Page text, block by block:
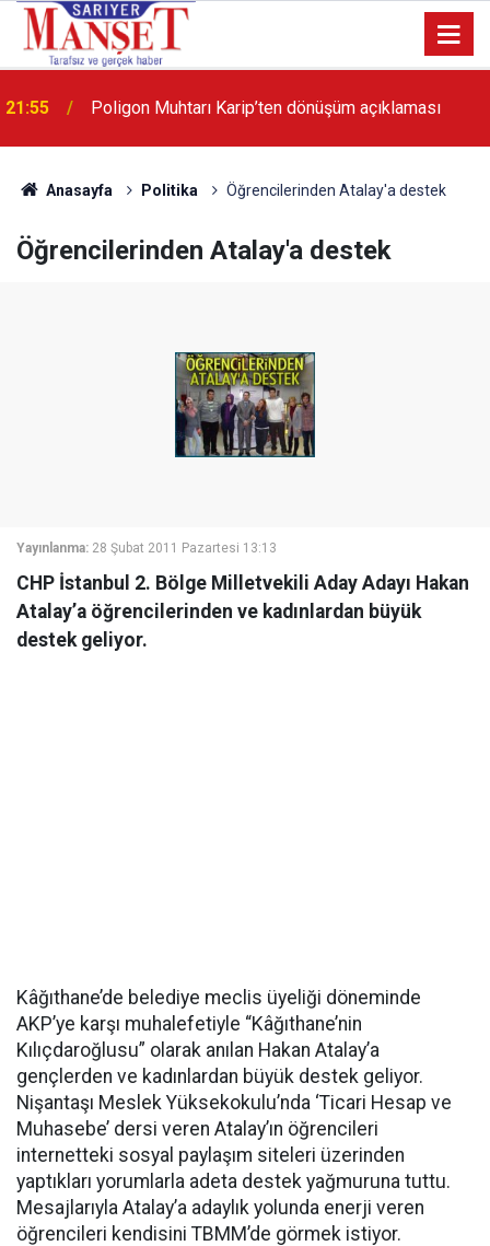
13:36 'Poligon'da İstanbul'a örnek proje gerçekleştirilecek'
Anasayfa Politika Öğrencilerinden Atalay'a destek
Öğrencilerinden Atalay'a destek
Yayınlanma: 28 Şubat 2011 Pazartesi 13:13
CHP İstanbul 2. Bölge Milletvekili Aday Adayı Hakan
Atalay’a öğrencilerinden ve kadınlardan büyük
destek geliyor.
Kâğıthane’de belediye meclis üyeliği döneminde
AKP’ye karşı muhalefetiyle “Kâğıthane’nin
Kılıçdaroğlusu” olarak anılan Hakan Atalay’a
gençlerden ve kadınlardan büyük destek geliyor.
Nişantaşı Meslek Yüksekokulu’nda ‘Ticari Hesap ve
Muhasebe’ dersi veren Atalay’ın öğrencileri
internetteki sosyal paylaşım siteleri üzerinden
yaptıkları yorumlarla adeta destek yağmuruna tuttu.
Mesajlarıyla Atalay’a adaylık yolunda enerji veren
öğrencileri kendisini TBMM’de görmek istiyor.